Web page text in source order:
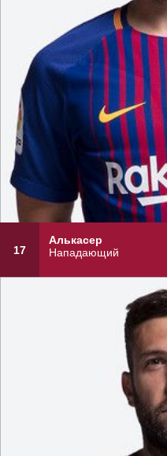
17
Алькасер
Нападающий